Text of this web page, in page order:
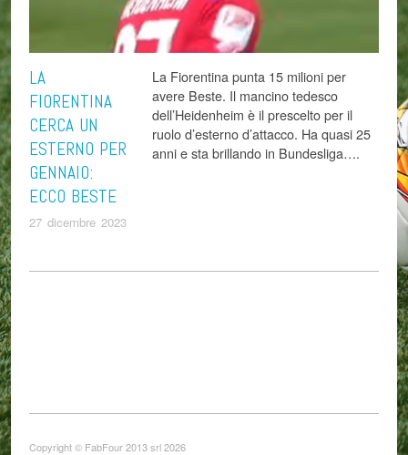
LA
FIORENTINA
CERCA UN
ESTERNO PER
GENNAIO:
ECCO BESTE
27 dicembre 2023
La Fiorentina punta 15 milioni per
avere Beste. Il mancino tedesco
dell’Heidenheim è il prescelto per il
ruolo d’esterno d’attacco. Ha quasi 25
anni e sta brillando in Bundesliga….
Copyright © FabFour 2013 srl 2026